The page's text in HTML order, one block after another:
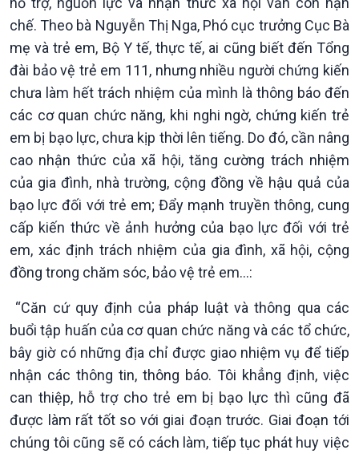
chế. Theo bà Nguyễn Thị Nga, Phó cục trưởng Cục Bà
mẹ và trẻ em, Bộ Y tế, thực tế, ai cũng biết đến Tổng
đài bảo vệ trẻ em 111, nhưng nhiều người chứng kiến
chưa làm hết trách nhiệm của mình là thông báo đến
các cơ quan chức năng, khi nghi ngờ, chứng kiến trẻ
em bị bạo lực, chưa kịp thời lên tiếng. Do đó, cần nâng
cao nhận thức của xã hội, tăng cường trách nhiệm
của gia đình, nhà trường, cộng đồng về hậu quả của
bạo lực đối với trẻ em; Đẩy mạnh truyền thông, cung
cấp kiến thức về ảnh hưởng của bạo lực đối với trẻ
em, xác định trách nhiệm của gia đình, xã hội, cộng
đồng trong chăm sóc, bảo vệ trẻ em…:
“Căn cứ quy định của pháp luật và thông qua các
buổi tập huấn của cơ quan chức năng và các tổ chức,
bây giờ có những địa chỉ được giao nhiệm vụ để tiếp
nhận các thông tin, thông báo. Tôi khẳng định, việc
can thiệp, hỗ trợ cho trẻ em bị bạo lực thì cũng đã
được làm rất tốt so với giai đoạn trước. Giai đoạn tới
chúng tôi cũng sẽ có cách làm, tiếp tục phát huy việc